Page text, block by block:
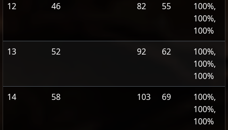
12
46 82 55
100%,
100%,
100%
13
52 92 62
100%,
100%,
100%
14
58 103 69
100%,
100%,
100%